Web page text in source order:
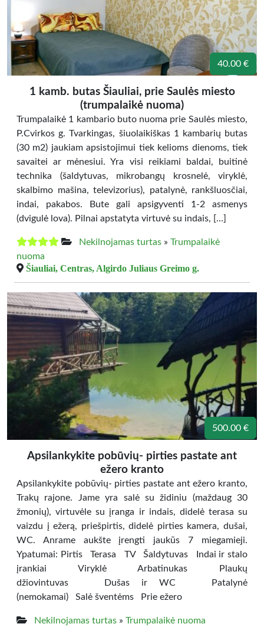
40.00 €
1 kamb. butas Šiauliai, prie Saulės miesto
(trumpalaikė nuoma)
Trumpalaikė 1 kambario buto nuoma prie Saulės miesto,
P.Cvirkos g. Tvarkingas, šiuolaikiškas 1 kambarių butas
(30 m2) jaukiam apsistojimui tiek kelioms dienoms, tiek
savaitei ar mėnesiui. Yra visi reikiami baldai, buitinė
technika (šaldytuvas, mikrobangų krosnelė, viryklė,
skalbimo mašina, televizorius), patalynė, rankšluosčiai,
indai, pakabos. Bute gali apsigyventi 1-2 asmenys
(dvigulė lova). Pilnai apstatyta virtuvė su indais, […]
Nekilnojamas turtas » Trumpalaikė
nuoma
Šiauliai, Centras, Algirdo Juliaus Greimo g.
500.00 €
Apsilankykite pobūvių- pirties pastate ant
ežero kranto
Apsilankykite pobūvių- pirties pastate ant ežero kranto,
Trakų rajone. Jame yra salė su židiniu (maždaug 30
žmonių), virtuvėle su įranga ir indais, didelė terasa su
vaizdu į ežerą, priešpirtis, didelė pirties kamera, dušai,
WC. Anrame aukšte įrengti jaukūs 7 miegamieji.
Ypatumai: Pirtis Terasa TV Šaldytuvas Indai ir stalo
įrankiai Viryklė Arbatinukas Plaukų
džiovintuvas Dušas ir WC Patalynė
(nemokamai) Salė šventėms Prie ežero
Nekilnojamas turtas » Trumpalaikė nuoma